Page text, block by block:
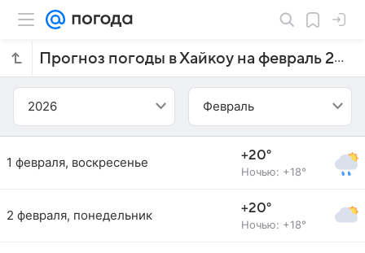
Прогноз погоды в Хайкоу на февраль 2026 года
2026 Февраль
1 февраля, воскресенье +20°
Ночью: +18°
2 февраля, понедельник +20°
Ночью: +18°